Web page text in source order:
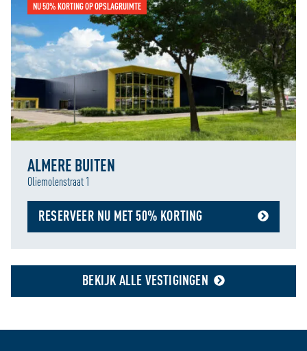
NU 50% KORTING OP OPSLAGRUIMTE
ALMERE BUITEN
Oliemolenstraat 1
RESERVEER NU MET 50% KORTING
BEKIJK ALLE VESTIGINGEN